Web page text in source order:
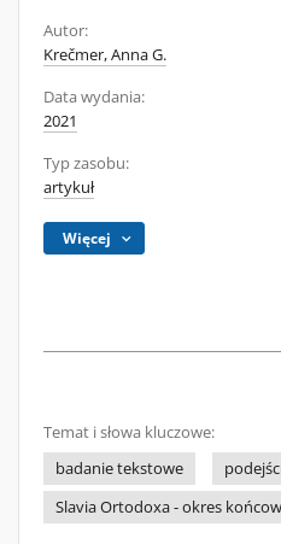
Autor:
Krečmer, Anna G.
Data wydania:
2021
Typ zasobu:
artykuł
Więcej
Temat i słowa kluczowe:
badanie tekstowe
Slavia Ortodoxa - okres